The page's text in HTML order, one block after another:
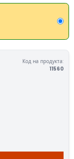
Код на продукта:
11560